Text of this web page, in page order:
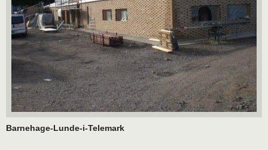
Barnehage-Lunde-i-Telemark